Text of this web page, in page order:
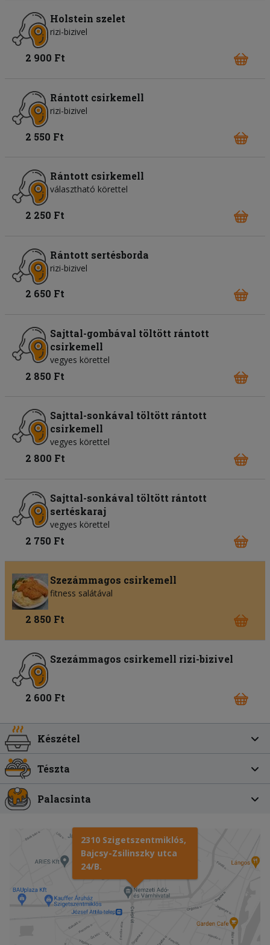
Holstein szelet
rizi-bizivel
2 900 Ft
Rántott csirkemell
rizi-bizivel
2 550 Ft
Rántott csirkemell
választható körettel
2 250 Ft
Rántott sertésborda
rizi-bizivel
2 650 Ft
Sajttal-gombával töltött rántott
csirkemell
vegyes körettel
2 850 Ft
Sajttal-sonkával töltött rántott
csirkemell
vegyes körettel
2 800 Ft
Sajttal-sonkával töltött rántott
sertéskaraj
vegyes körettel
2 750 Ft
Szezámmagos csirkemell
fitness salátával
2 850 Ft
Szezámmagos csirkemell rizi-bizivel
2 600 Ft
Készétel
Tészta
Palacsinta
2310 Szigetszentmiklós,
Bajcsy-Zsilinszky utca
24/B.